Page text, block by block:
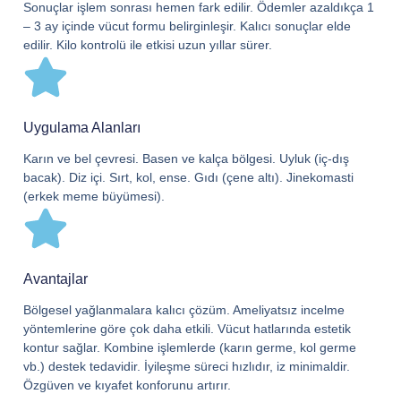
Sonuçlar işlem sonrası hemen fark edilir. Ödemler azaldıkça 1
– 3 ay içinde vücut formu belirginleşir. Kalıcı sonuçlar elde
edilir. Kilo kontrolü ile etkisi uzun yıllar sürer.
Uygulama Alanları
Karın ve bel çevresi. Basen ve kalça bölgesi. Uyluk (iç-dış
bacak). Diz içi. Sırt, kol, ense. Gıdı (çene altı). Jinekomasti
(erkek meme büyümesi).
Avantajlar
Bölgesel yağlanmalara kalıcı çözüm. Ameliyatsız incelme
yöntemlerine göre çok daha etkili. Vücut hatlarında estetik
kontur sağlar. Kombine işlemlerde (karın germe, kol germe
vb.) destek tedavidir. İyileşme süreci hızlıdır, iz minimaldir.
Özgüven ve kıyafet konforunu artırır.